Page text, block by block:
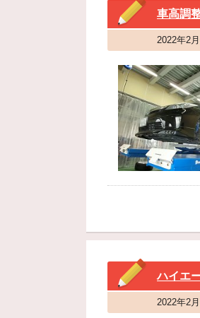
車高調
2022年2
ハイエ
2022年2